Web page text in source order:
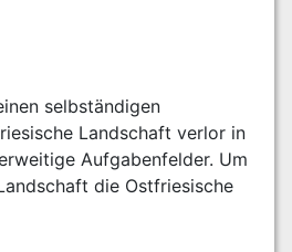
selbständigen
Landschaft verlor in
Aufgabenfelder. Um
die Ostfriesische